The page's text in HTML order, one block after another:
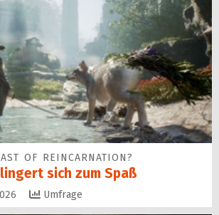
OF REINCARNATION?
sich zum Spaß
Umfrage